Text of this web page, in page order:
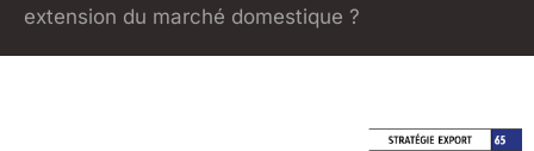
extension du marché domestique ?